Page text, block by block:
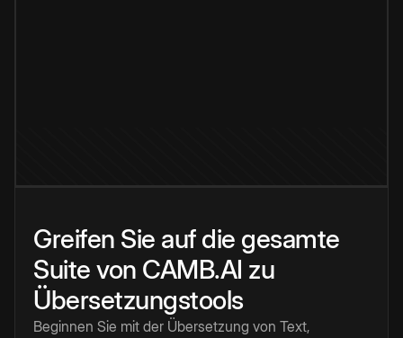
Greifen Sie auf die gesamte
Suite von CAMB.AI zu
Übersetzungstools
Beginnen Sie mit der Übersetzung von Text,